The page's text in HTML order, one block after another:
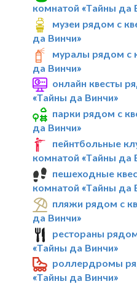
комнатой «Тайны да
музеи рядом с
да Винчи»
муралы рядом с
да Винчи»
онлайн квесты
«Тайны да Винчи»
парки рядом с
да Винчи»
пейнтбольные
комнатой «Тайны да
пешеходные
комнатой «Тайны да
пляжи рядом с
да Винчи»
рестораны
«Тайны да Винчи»
роллердромы
«Тайны да Винчи»